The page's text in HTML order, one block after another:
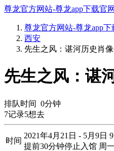
尊龙官方网站-尊龙app下载官网
尊龙官方网站-尊龙app下
西安
先生之风：谌河历史肖
先生之风：谌
排队时间 0分钟
7记录5想去
时间
2021年4月21日 - 5月9日
提前30分钟停止入馆 周